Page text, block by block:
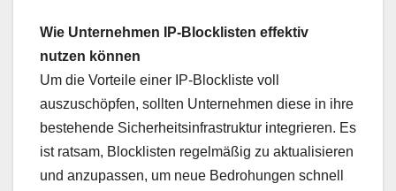
Wie Unternehmen IP-Blocklisten effektiv
nutzen können
Um die Vorteile einer IP-Blockliste voll
auszuschöpfen, sollten Unternehmen diese in ihre
bestehende Sicherheitsinfrastruktur integrieren. Es
ist ratsam, Blocklisten regelmäßig zu aktualisieren
und anzupassen, um neue Bedrohungen schnell